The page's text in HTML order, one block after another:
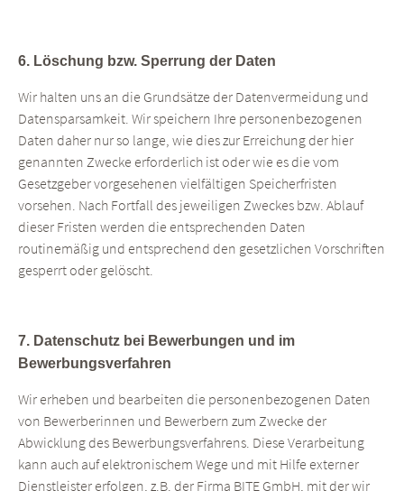
6. Löschung bzw. Sperrung der Daten
Wir halten uns an die Grundsätze der Datenvermeidung und
Datensparsamkeit. Wir speichern Ihre personenbezogenen
Daten daher nur so lange, wie dies zur Erreichung der hier
genannten Zwecke erforderlich ist oder wie es die vom
Gesetzgeber vorgesehenen vielfältigen Speicherfristen
vorsehen. Nach Fortfall des jeweiligen Zweckes bzw. Ablauf
dieser Fristen werden die entsprechenden Daten
routinemäßig und entsprechend den gesetzlichen Vorschriften
gesperrt oder gelöscht.
7. Datenschutz bei Bewerbungen und im
Bewerbungsverfahren
Wir erheben und bearbeiten die personenbezogenen Daten
von Bewerberinnen und Bewerbern zum Zwecke der
Abwicklung des Bewerbungsverfahrens. Diese Verarbeitung
kann auch auf elektronischem Wege und mit Hilfe externer
Dienstleister erfolgen, z.B. der Firma BITE GmbH, mit der wir